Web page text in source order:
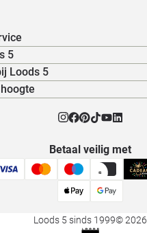
5
Loods 5
Betaal veilig met
Loods 5 sinds 1999© 2026